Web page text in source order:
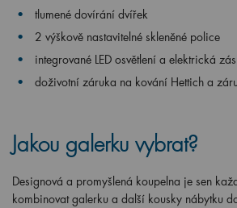
tlumené dovírání dvířek
2 výškově nastavitelné skleněné police
integrované LED osvětlení a elektrická
doživotní záruka na kování Hettich a
Jakou galerku vybrat?
Designová a promyšlená koupelna je sen
kombinovat galerku a další kousky nábytku